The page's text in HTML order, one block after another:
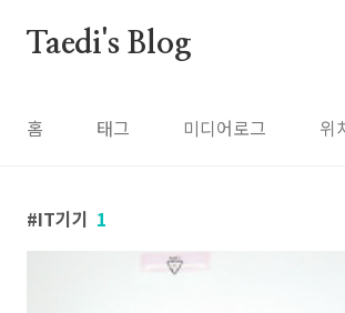
Taedi's Blog
홈 태그 미디어로그 위
IT기기 1